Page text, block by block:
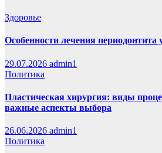
Здоровье
Особенности лечения периодонтита
29.07.2026 admin1
Политика
Пластическая хирургия: виды
важные аспекты выбора
26.06.2026 admin1
Политика